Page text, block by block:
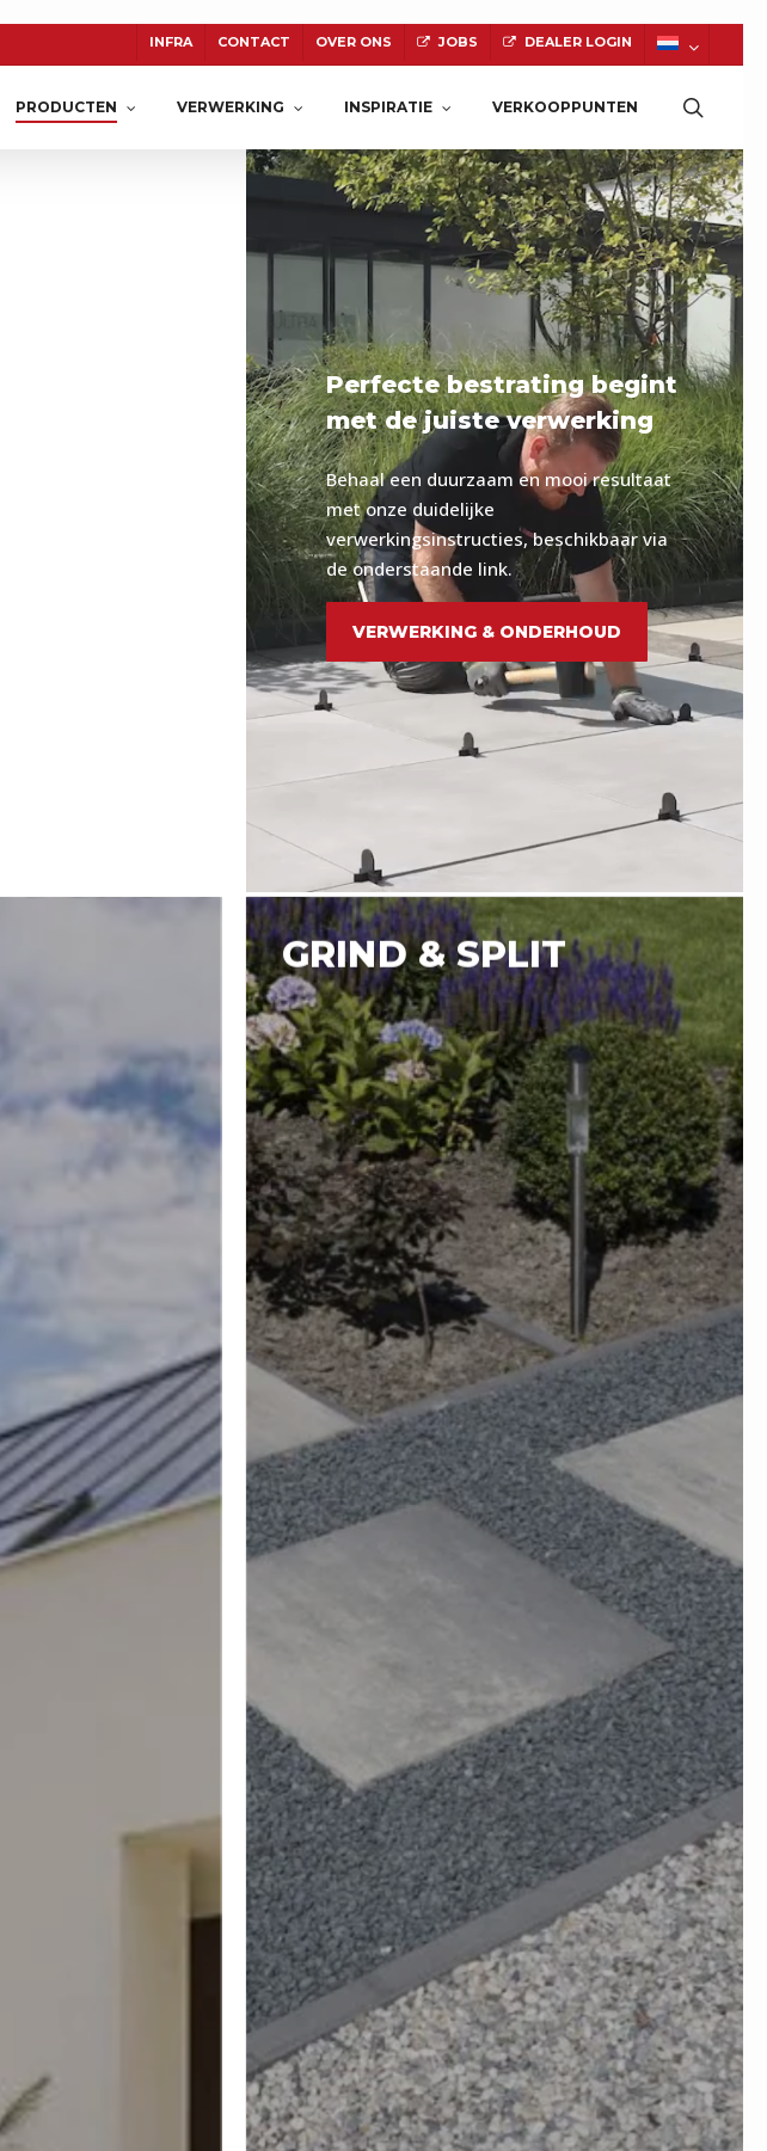
INFRA CONTACT OVER ONS JOBS DEALER LOGIN
PRODUCTEN
NATUURSTEEN
VERWERKING INSPIRATIE VERKOOPPUNTEN
Perfecte bestrating begint
met de juiste verwerking
Behaal een duurzaam en mooi resultaat
met onze duidelijke
verwerkingsinstructies, beschikbaar via
de onderstaande link.
VERWERKING & ONDERHOUD
GRIND & SPLIT